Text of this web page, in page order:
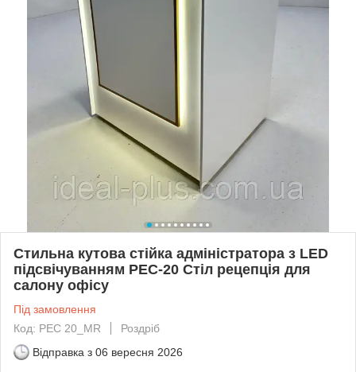
Стильна кутова стійка адміністратора з LED
підсвічуванням РЕС-20 Стіл рецепція для
салону офісу
Під замовлення
Код: РЕС 20_MR
Роздріб
Відправка з 06 вересня 2026